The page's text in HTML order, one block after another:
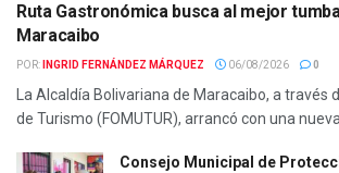
Ruta Gastronómica busca al mejor
Maracaibo
POR: INGRID FERNÁNDEZ MÁRQUEZ 06/08/2026 0
La Alcaldía Bolivariana de Maracaibo, a través
de Turismo (FOMUTUR), arrancó con una
Consejo Municipal de